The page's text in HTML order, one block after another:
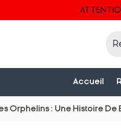
Accueil
Orphelins : Une Histoire De